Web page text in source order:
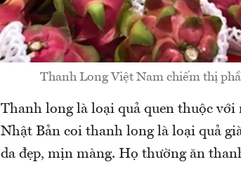
Thanh Long Việt Nam chiếm thị
Thanh long là loại quả quen thuộc
Nhật Bản coi thanh long là loại quả
da đẹp, mịn màng. Họ thường ăn